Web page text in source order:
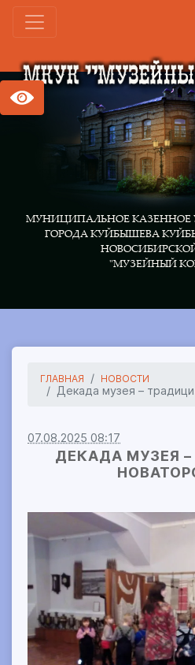
МУНИЦИПАЛЬНОЕ КАЗЕННОЕ УЧРЕЖДЕНИЕ
ГОРОДА КУЙБЫШЕВА КУЙБЫШЕВСКОГО
НОВОСИБИРСКОЙ ОБЛАСТИ
"МУЗЕЙНЫЙ КОМПЛЕКС"
ГЛАВНАЯ НОВОСТИ
Декада музея –
07.08.2025 08:17
ДЕКАДА МУЗЕЯ